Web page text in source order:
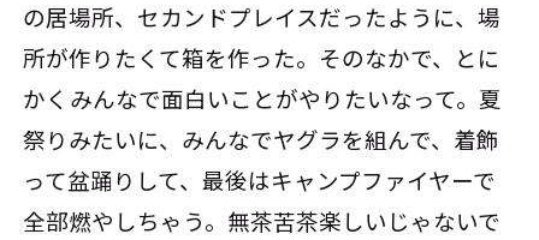
の居場所、セカンドプレイスだったように、場
所が作りたくて箱を作った。そのなかで、とに
かくみんなで面白いことがやりたいなって。夏
祭りみたいに、みんなでヤグラを組んで、着飾
って盆踊りして、最後はキャンプファイヤーで
全部燃やしちゃう。無茶苦茶楽しいじゃないで